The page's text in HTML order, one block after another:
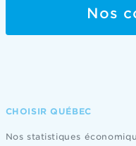
Nos
CHOISIR QUÉBEC
Nos statistiques